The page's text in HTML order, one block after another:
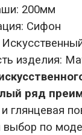
200мм
Сифон
изделия:
ряд
глянцевая
выбор по